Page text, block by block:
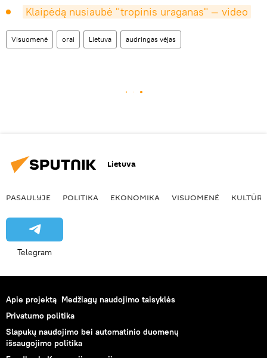
Klaipėdą nusiaubė "tropinis uraganas" — video
Visuomenė orai Lietuva audringas vėjas
Lietuva
PASAULYJE POLITIKA EKONOMIKA VISUOMENĖ KULTŪRA
Telegram
Apie projektą Medžiagų naudojimo taisyklės
Privatumo politika
Slapukų naudojimo bei automatinio duomenų
išsaugojimo politika